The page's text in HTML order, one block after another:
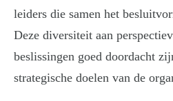
leiders die samen het
Deze diversiteit aan
beslissingen goed doordacht
strategische doelen van de